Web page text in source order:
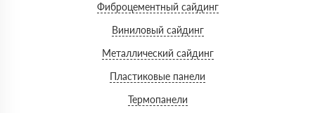
Фиброцементный сайдинг
Виниловый сайдинг
Металлический сайдинг
Пластиковые панели
Термопанели